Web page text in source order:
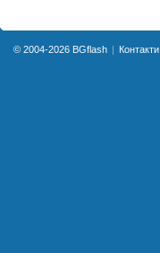
© 2004-2026 BGflash Контакти